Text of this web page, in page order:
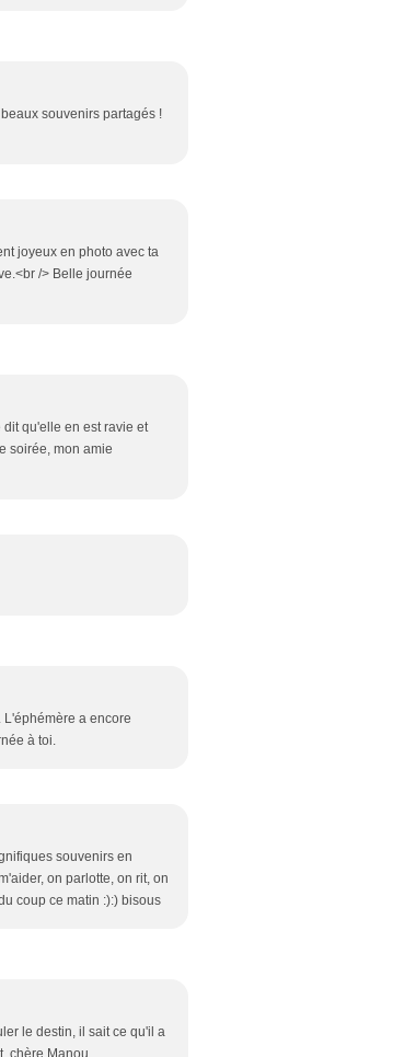
souvenirs partagés !
joyeux en photo avec ta
/> Belle journée
dit qu'elle en est ravie et
soirée, mon amie
a encore
à toi.
souvenirs en
on parlotte, on rit, on
coup ce matin :):) bisous
le destin, il sait ce qu'il a